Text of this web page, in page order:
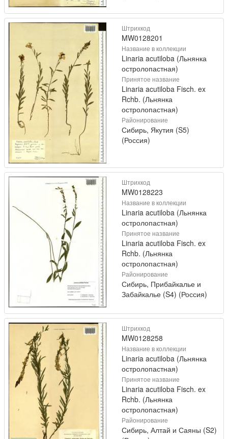
Штрихкод
MW0128201
Название в коллекции
Linaria acutiloba (Льнянка
остролопастная)
Принятое название
Linaria acutiloba Fisch. ex
Rchb. (Льнянка
остролопастная)
Районирование
Сибирь, Якутия (S5)
(Россия)
Штрихкод
MW0128223
Название в коллекции
Linaria acutiloba (Льнянка
остролопастная)
Принятое название
Linaria acutiloba Fisch. ex
Rchb. (Льнянка
остролопастная)
Районирование
Сибирь, Прибайкалье и
Забайкалье (S4) (Россия)
Штрихкод
MW0128258
Название в коллекции
Linaria acutiloba (Льнянка
остролопастная)
Принятое название
Linaria acutiloba Fisch. ex
Rchb. (Льнянка
остролопастная)
Районирование
Сибирь, Алтай и Саяны (S2)